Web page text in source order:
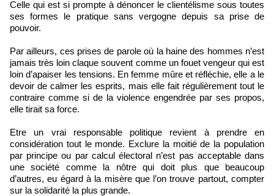
Celle qui est si prompte à dénoncer le clientélisme sous toutes
ses formes le pratique sans vergogne depuis sa prise de
pouvoir.
Par ailleurs, ces prises de parole où la haine des hommes n’est
jamais très loin claque souvent comme un fouet vengeur qui est
loin d’apaiser les tensions. En femme mûre et réfléchie, elle a le
devoir de calmer les esprits, mais elle fait régulièrement tout le
contraire comme si de la violence engendrée par ses propos,
elle tirait sa force.
Etre un vrai responsable politique revient à prendre en
considération tout le monde. Exclure la moitié de la population
par principe ou par calcul électoral n’est pas acceptable dans
une société comme la nôtre qui doit plus que beaucoup
d’autres, eu égard à la misère que l’on trouve partout, compter
sur la solidarité la plus grande.